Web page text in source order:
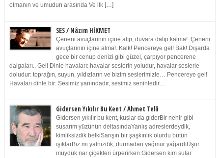
olmanın ve umudun arasında Ve ilk […]
SES / Nâzım HİKMET
Çeneni avuçlarının içine alıp, duvara dalıp kalma!. Çeneni
avuçlarının içine alma!. Kalk! Pencereye gel! Bak! Dışarda
gece bir cenup denizi gibi güzel, çarpıyor pencerene
dalgaları.. Gel! Dinle havaları: havalar seslerin yoludur, havalar seslerle
doludur: toprağın, suyun, yıldızların ve bizim seslerimizle… Pencereye gel!
Havaları dinle bir: Sesimiz yanındadır, sesimiz seninledir…
Gidersen Yıkılır Bu Kent / Ahmet Telli
Gidersen yıkılır bu kent, kuşlar da giderBir nehir gibi
susarım yüzünün deltasındaYanlış adreslerdeydik,
kimliksizdik belkiSarışın bir şaşkınlık olurdu bütün
ışıklarBiz mi yalnızdık, durmadan yağmur yağardıÜşür
müydük nar çiçekleri ürperirken Gidersen kim sular